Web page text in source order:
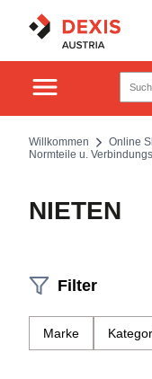
Willkommen Online
Normteile u.
NIETEN
Filter
Marke